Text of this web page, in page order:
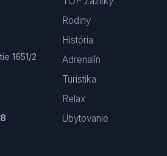
1651/2
Rodiny
História
Adrenalín
Turistika
Relax
Ubytovanie